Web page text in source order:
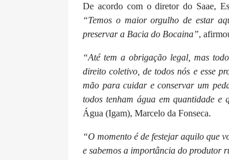
De acordo com o diretor do Saae,
“Temos o maior orgulho de estar
preservar a Bacia do Bocaina”,
“Até tem a obrigação legal, mas
direito coletivo, de todos nós e esse
mão para cuidar e conservar um
todos tenham água em quantidade e
Água (Igam), Marcelo da Fonseca.
“O momento é de festejar aquilo que
e sabemos a importância do produtor